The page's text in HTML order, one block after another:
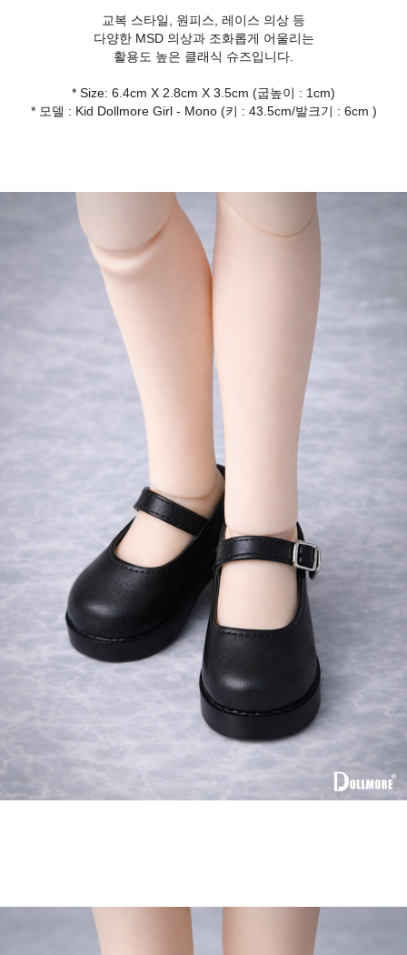
교복 스타일, 원피스, 레이스 의상 등
다양한 MSD 의상과 조화롭게 어울리는
활용도 높은 클래식 슈즈입니다.
* Size: 6.4cm X 2.8cm X 3.5cm (굽높이 : 1cm)
* 모델 : Kid Dollmore Girl - Mono (키 : 43.5cm/발크기 : 6cm )